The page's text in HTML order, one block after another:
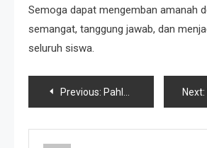
Semoga dapat mengemban amanah
semangat, tanggung jawab, dan
seluruh siswa.
Previous: Pahlawanku Teladanku: Terus Bergerak, Melanjutkan Perjuangan Next: